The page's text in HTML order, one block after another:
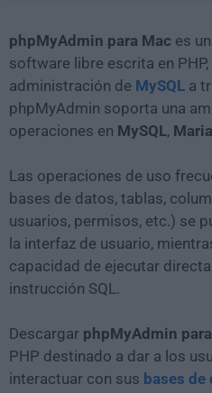
phpMyAdmin para Mac es
software libre escrita en
administración de MySQL a
phpMyAdmin soporta una
operaciones en MySQL,
Las operaciones de uso
bases de datos, tablas,
usuarios, permisos, etc.) se
la interfaz de usuario,
capacidad de ejecutar
instrucción SQL.
Descargar phpMyAdmin
PHP destinado a dar a los
interactuar con sus bases de